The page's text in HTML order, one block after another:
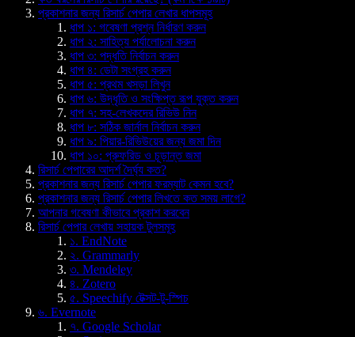
প্রকাশনার জন্য রিসার্চ পেপার লেখার ধাপসমূহ
ধাপ ১: গবেষণা প্রশ্ন নির্ধারণ করুন
ধাপ ২: সাহিত্য পর্যালোচনা করুন
ধাপ ৩: পদ্ধতি নির্বাচন করুন
ধাপ ৪: ডেটা সংগ্রহ করুন
ধাপ ৫: প্রথম খসড়া লিখুন
ধাপ ৬: উদ্ধৃতি ও সংক্ষিপ্ত রূপ যুক্ত করুন
ধাপ ৭: সহ-লেখকদের রিভিউ নিন
ধাপ ৮: সঠিক জার্নাল নির্বাচন করুন
ধাপ ৯: পিয়ার-রিভিউয়ের জন্য জমা দিন
ধাপ ১০: প্রুফরিড ও চূড়ান্ত জমা
রিসার্চ পেপারের আদর্শ দৈর্ঘ্য কত?
প্রকাশনার জন্য রিসার্চ পেপার ফরম্যাট কেমন হবে?
প্রকাশনার জন্য রিসার্চ পেপার লিখতে কত সময় লাগে?
আপনার গবেষণা কীভাবে প্রকাশ করবেন
রিসার্চ পেপার লেখায় সহায়ক টুলসমূহ
১. EndNote
২. Grammarly
৩. Mendeley
৪. Zotero
৫. Speechify টেক্সট-টু-স্পিচ
৬. Evernote
৭. Google Scholar